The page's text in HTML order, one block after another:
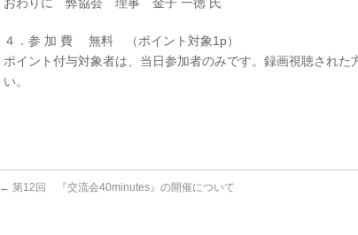
４．参 加 費 無料 （ポイント対象1p）
ポイント付与対象者は、当日参加者のみです。録画視聴され
い。
← 第12回 『交流会40minutes』の開催について